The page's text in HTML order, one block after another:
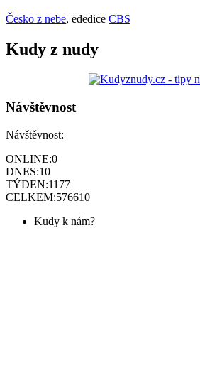
Česko z nebe, ededice CBS
Kudy z nudy
Návštěvnost
Návštěvnost:
ONLINE:0
DNES:10
TÝDEN:1177
CELKEM:576610
Kudy k nám?